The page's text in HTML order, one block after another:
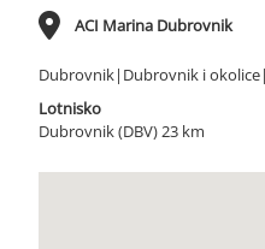
ACI Marina Dubrovnik
Dubrovnik|Dubrovnik i
Lotnisko
Dubrovnik (DBV) 23 km